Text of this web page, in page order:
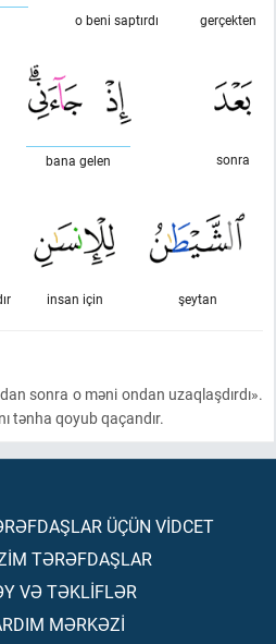
gerçekten
o beni saptırdı
sonra
bana gelen
şeytan
insan için
sonra o məni ondan uzaqlaşdırdı».
tənha qoyub qaçandır.
ÜÇÜN VİDCET
TƏRƏFDAŞLAR
VƏ TƏKLİFLƏR
MƏRKƏZİ